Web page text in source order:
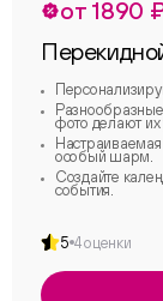
от 1890
фото делают
особый шарм.
Создайте
события.
5 4 оценки